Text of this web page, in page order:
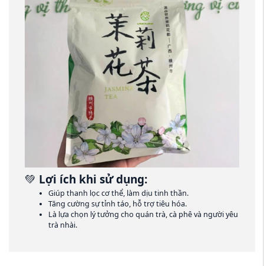
💚 Lợi ích khi sử dụng:
Giúp thanh lọc cơ thể, làm dịu tinh thần.
Tăng cường sự tỉnh táo, hỗ trợ tiêu hóa.
Là lựa chọn lý tưởng cho quán trà, cà phê và người yêu
trà nhài.